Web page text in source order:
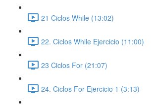
21 Ciclos While (13:02)
22. Ciclos While Ejercicio (11:00)
23 Ciclos For (21:07)
24. Ciclos For Ejercicio 1 (3:13)